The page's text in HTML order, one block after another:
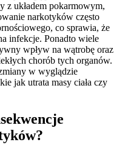
z układem pokarmowym,
narkotyków często
co sprawia, że
infekcje. Ponadto wiele
wpływ na wątrobę oraz
chorób tych organów.
w wyglądzie
jak utrata masy ciała czy